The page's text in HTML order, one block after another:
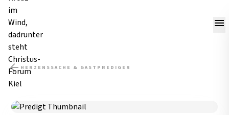
menu
arrow_backHERZENSSACHE & GASTPREDIGER